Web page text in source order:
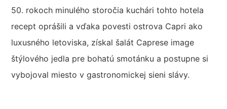
50. rokoch minulého storočia kuchári tohto hotela
recept oprášili a vďaka povesti ostrova Capri ako
luxusného letoviska, získal šalát Caprese image
štýlového jedla pre bohatú smotánku a postupne si
vybojoval miesto v gastronomickej sieni slávy.